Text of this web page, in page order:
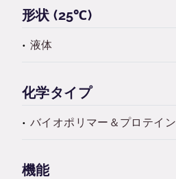
形状 (25℃)
液体
化学タイプ
バイオポリマー＆プロテイン
機能